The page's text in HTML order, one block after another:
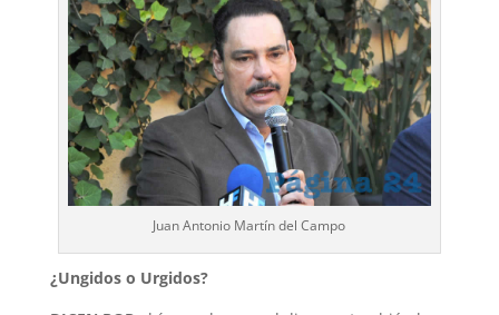
Juan Antonio Martín del Campo
¿Ungidos o Urgidos?